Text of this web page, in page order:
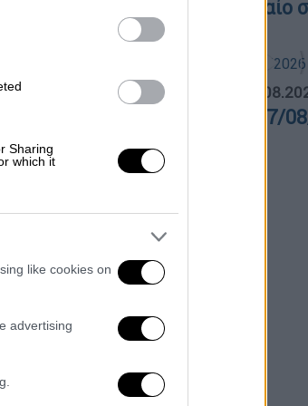
Sharing
which it
like cookies on
advertising
τις
θανατηφόρο τροχαίο
ΑΘΛΗΤΙΚΟ ΔΕΛΤΙΟ
Αθλητικό δελτίο 07/